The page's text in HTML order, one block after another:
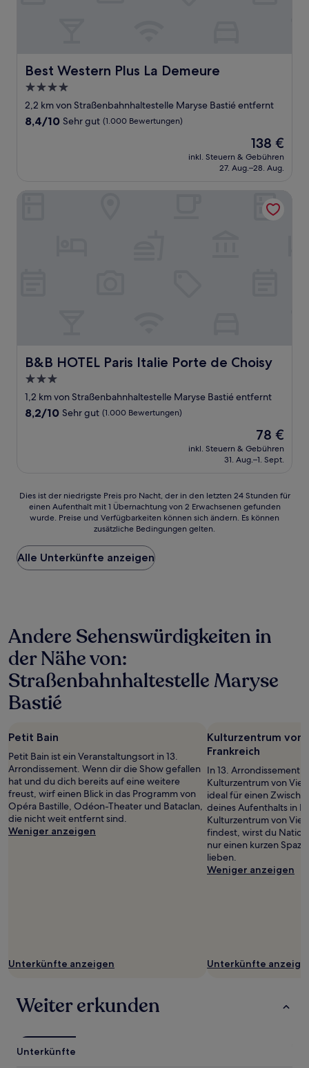
Best Western Plus La Demeure
Best Western Plus La Demeure
4.0-
Sterne-
Unterkunft
2,2 km von Straßenbahnhaltestelle Maryse Bastié entfernt
8.4
Bewertungen)
8,4/10 Sehr gut (1.000 Bewertungen)
Der
Preis
beträgt
138 €
inkl. Steuern & Gebühren
27. Aug.–28. Aug.
B&B HOTEL Paris Italie Porte de Choisy
B&B HOTEL Paris Italie Porte de Choisy
3.0-
Sterne-
Unterkunft
1,2 km von Straßenbahnhaltestelle Maryse Bastié entfernt
8.2
8,2/10 Sehr gut (1.000 Bewertungen)
Der
Preis
beträgt
78 €
inkl. Steuern & Gebühren
31. Aug.–1. Sept.
Dies
der
Preis
pro
Nacht,
24 Stunden
für
einen
Aufenthalt
mit
1 Übernachtung
von
gefunden
wurde.
Preise
und
Verfügbarkeiten
können
sich
ändern.
Es
Dies ist der niedrigste Preis pro Nacht, der in den letzten 24 Stunden für
einen Aufenthalt mit 1 Übernachtung von 2 Erwachsenen gefunden
wurde. Preise und Verfügbarkeiten können sich ändern. Es können
zusätzliche Bedingungen gelten.
Alle Unterkünfte anzeigen
Andere Sehenswürdigkeiten in
der Nähe von:
Straßenbahnhaltestelle Maryse
Bastié
Petit Bain
Petit Bain ist ein Veranstaltungsort in 13.
Arrondissement. Wenn dir die Show gefallen
hat und du dich bereits auf eine weitere
freust, wirf einen Blick in das Programm von
Opéra Bastille, Odéon-Theater und Bataclan,
die nicht weit entfernt sind.
Weniger anzeigen
Unterkünfte anzeigen
Kulturzentrum von
Frankreich
In 13. Arrondissement
Kulturzentrum von
ideal für einen
deines Aufenthalts in
Kulturzentrum von
findest, wirst du
nur einen kurzen
lieben.
Weniger anzeigen
Unterkünfte
Weiter erkunden
Unterkünfte